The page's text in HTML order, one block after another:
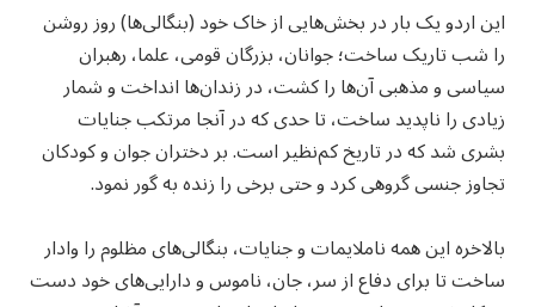
این اردو یک بار در بخش‌هایی از خاک خود (بنگالی‌ها) روز روشن
را شب تاریک ساخت؛ جوانان، بزرگان قومی، علما، رهبران
سیاسی و مذهبی آن‌ها را کشت، در زندان‌ها انداخت و شمار
زیادی را ناپدید ساخت، تا حدی که در آنجا مرتکب جنایات
بشری شد که در تاریخ کم‌نظیر است. بر دختران جوان و کودکان
تجاوز جنسی گروهی کرد و حتی برخی را زنده به گور نمود.
بالاخره این همه ناملایمات و جنایات، بنگالی‌های مظلوم را وادار
ساخت تا برای دفاع از سر، جان، ناموس و دارایی‌های خود دست